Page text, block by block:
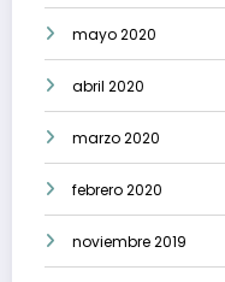
mayo 2020
abril 2020
marzo 2020
febrero 2020
noviembre 2019